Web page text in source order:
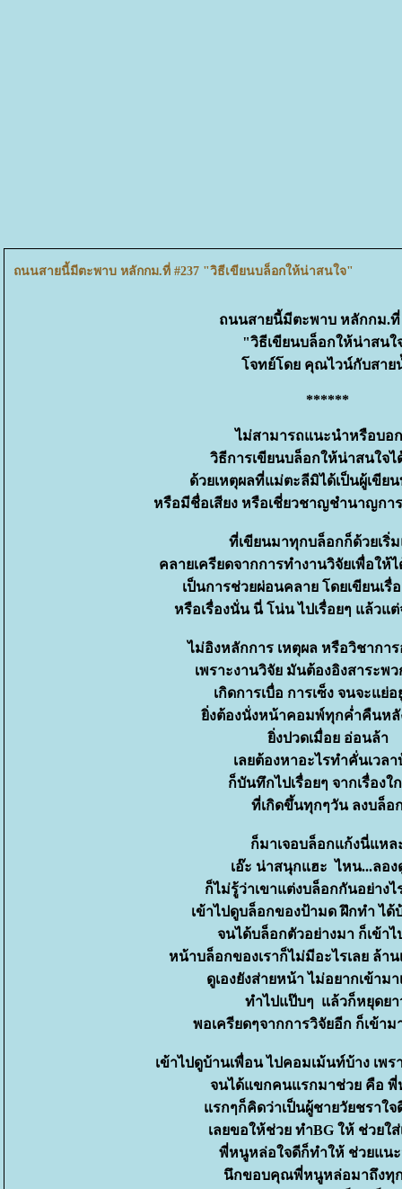
ถนนสายนี้มีตะพาบ หลักกม.ที่ #237 "วิธีเขียนบล็อกให้น่าสนใจ"
ถนนสายนี้มีตะพาบ หลักกม.ที่
"วิธีเขียนบล็อกให้น่าสนใ
จทย์โดย คุณไวน์กับสาย
******
ไม่สามารถแนะนำหรือบอ
วิธีการเขียนบล็อกให้น่าสนใจไ
ด้วยเหตุผลที่แม่ตะลีมิได้เป็นผู้เขีย
หรือมีชื่อเสียง หรือเชี่ยวชาญชำนาญกา
ที่เขียนมาทุกบล็อกก็ด้วยเริ่
คลายเครียดจากการทำงานวิจัยเพื่อให้
เป็นการช่วยผ่อนคลาย โดยเขียนเรื่
หรือเรื่องนั่น นี่ โน่น ไปเรื่อยๆ แล้วแ
ไม่อิงหลักการ เหตุผล หรือวิชากา
เพราะงานวิจัย มันต้องอิงสาระพ
เกิดการเบื่อ การเซ็ง จนจะแย่
งต้องนั่งหน้าคอมพ์ทุกค่ำคืนหลั
ิ่งปวดเมื่อย อ่อนล้า
เลยต้องหาอะไรทำคั่นเวลา
ก็บันทึกไปเรื่อยๆ จากเรื่องใ
ที่เกิดขึ้นทุกๆวัน ลงบล็อ
ก็มาเจอบล็อกแก้งนี่แหล
เอ๊ะ น่าสนุกแฮะ ไหน...ลอง
ก็ไม่รู้ว่าเขาแต่งบล็อกกันอย่างไ
เข้าไปดูบล็อกของป้ามด ฝึกทำ ได้
จนได้บล็อกตัวอย่างมา ก็เข้าไ
หน้าบล็อกของเราก็ไม่มีอะไรเลย ล้าน
ดูเองยังส่ายหน้า ไม่อยากเข้าม
ทำไปแป๊บๆ แล้วก็หยุดย
พอเครียดๆจากการวิจัยอีก ก็เข้าม
เข้าไปดูบ้านเพื่อน ไปคอมเม้นท์บ้าง เพร
จนได้แขกคนแรกมาช่วย คือ
รกๆก็คิดว่าเป็นผู้ชายวัยชราใ
เลยขอให้ช่วย ทำBG ให้ ช่วยใส่
พี่หนูหล่อใจดีก็ทำให้ ช่วยแน
นึกขอบคุณพี่หนูหล่อมาถึงทุ